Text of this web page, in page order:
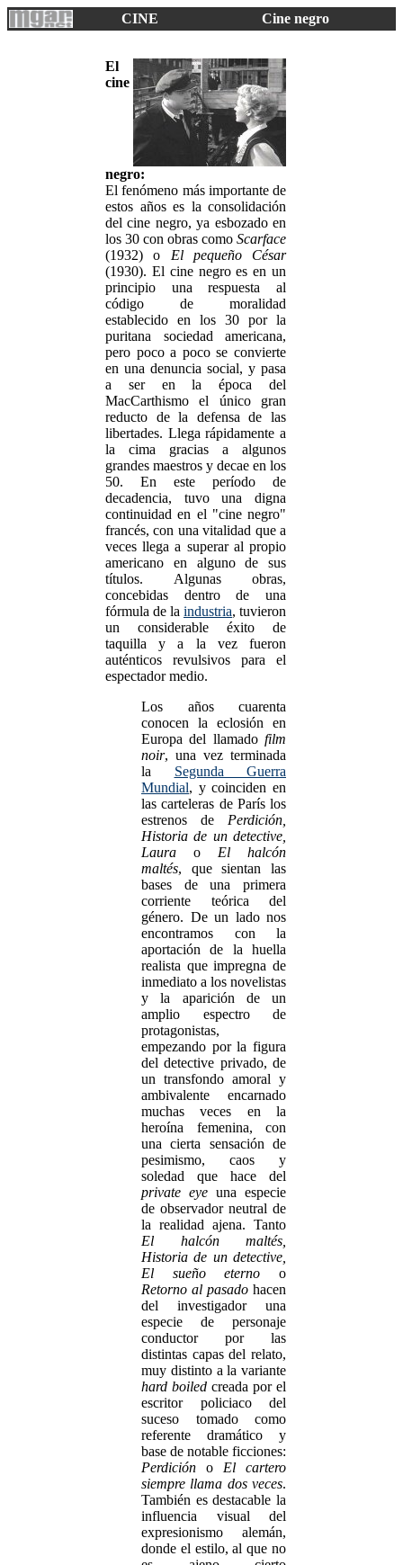
CINE Cine negro
El
cine
negro:
El fenómeno más importante de
estos años es la consolidación
del cine negro, ya esbozado en
los 30 con obras como Scarface
(1932) o El pequeño César
(1930). El cine negro es en un
principio una respuesta al
código de moralidad
establecido en los 30 por la
puritana sociedad americana,
pero poco a poco se convierte
en una denuncia social, y pasa
a ser en la época del
MacCarthismo el único gran
reducto de la defensa de las
libertades. Llega rápidamente a
la cima gracias a algunos
grandes maestros y decae en los
50. En este período de
decadencia, tuvo una digna
continuidad en el "cine negro"
francés, con una vitalidad que a
veces llega a superar al propio
americano en alguno de sus
títulos. Algunas obras,
concebidas dentro de una
fórmula de la industria, tuvieron
un considerable éxito de
taquilla y a la vez fueron
auténticos revulsivos para el
espectador medio.
Los años cuarenta
conocen la eclosión en
Europa del llamado film
noir, una vez terminada
la Segunda Guerra
Mundial, y coinciden en
las carteleras de París los
estrenos de Perdición,
Historia de un detective,
Laura o El halcón
maltés, que sientan las
bases de una primera
corriente teórica del
género. De un lado nos
encontramos con la
aportación de la huella
realista que impregna de
inmediato a los novelistas
y la aparición de un
amplio espectro de
protagonistas,
empezando por la figura
del detective privado, de
un transfondo amoral y
ambivalente encarnado
muchas veces en la
heroína femenina, con
una cierta sensación de
pesimismo, caos y
soledad que hace del
private eye una especie
de observador neutral de
la realidad ajena. Tanto
El halcón maltés,
Historia de un detective,
El sueño eterno o
Retorno al pasado hacen
del investigador una
especie de personaje
conductor por las
distintas capas del relato,
muy distinto a la variante
hard boiled creada por el
escritor policiaco del
suceso tomado como
referente dramático y
base de notable ficciones:
Perdición o El cartero
siempre llama dos veces.
También es destacable la
influencia visual del
expresionismo alemán,
donde el estilo, al que no